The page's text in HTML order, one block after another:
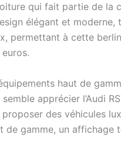
qui fait partie de la
élégant et
permettant à cette
haut de
semble apprécier l’Audi
proposer des véhicules
de gamme, un affichage